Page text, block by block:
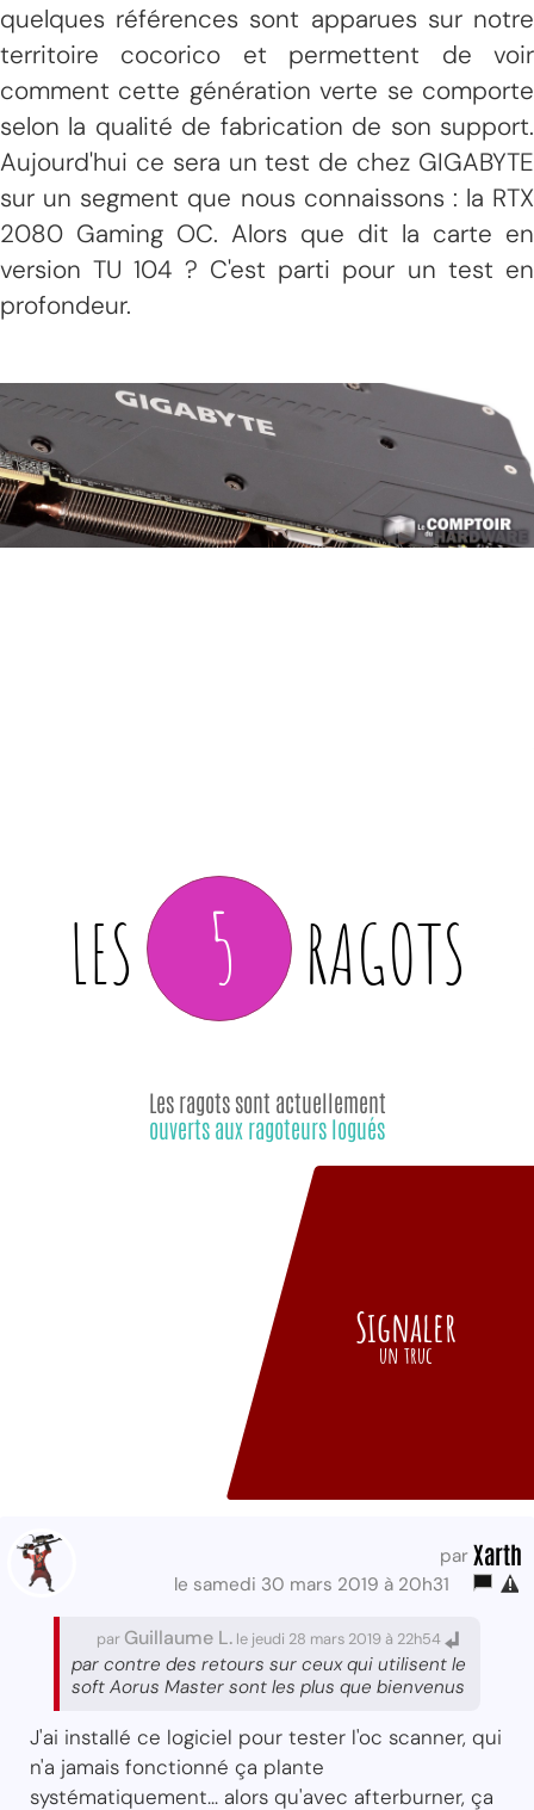
quelques références sont apparues sur notre
territoire cocorico et permettent de voir
comment cette génération verte se comporte
selon la qualité de fabrication de son support.
Aujourd'hui ce sera un test de chez GIGABYTE
sur un segment que nous connaissons : la RTX
2080 Gaming OC. Alors que dit la carte en
version TU 104 ? C'est parti pour un test en
profondeur.
LES 5 RAGOTS
Les ragots sont actuellement
ouverts aux ragoteurs logués
Signaler
un truc
par Xarth
le samedi 30 mars 2019 à 20h31
par Guillaume L. le jeudi 28 mars 2019 à 22h54
par contre des retours sur ceux qui utilisent le
soft Aorus Master sont les plus que bienvenus
J'ai installé ce logiciel pour tester l'oc scanner, qui
n'a jamais fonctionné ça plante
systématiquement... alors qu'avec afterburner, ça